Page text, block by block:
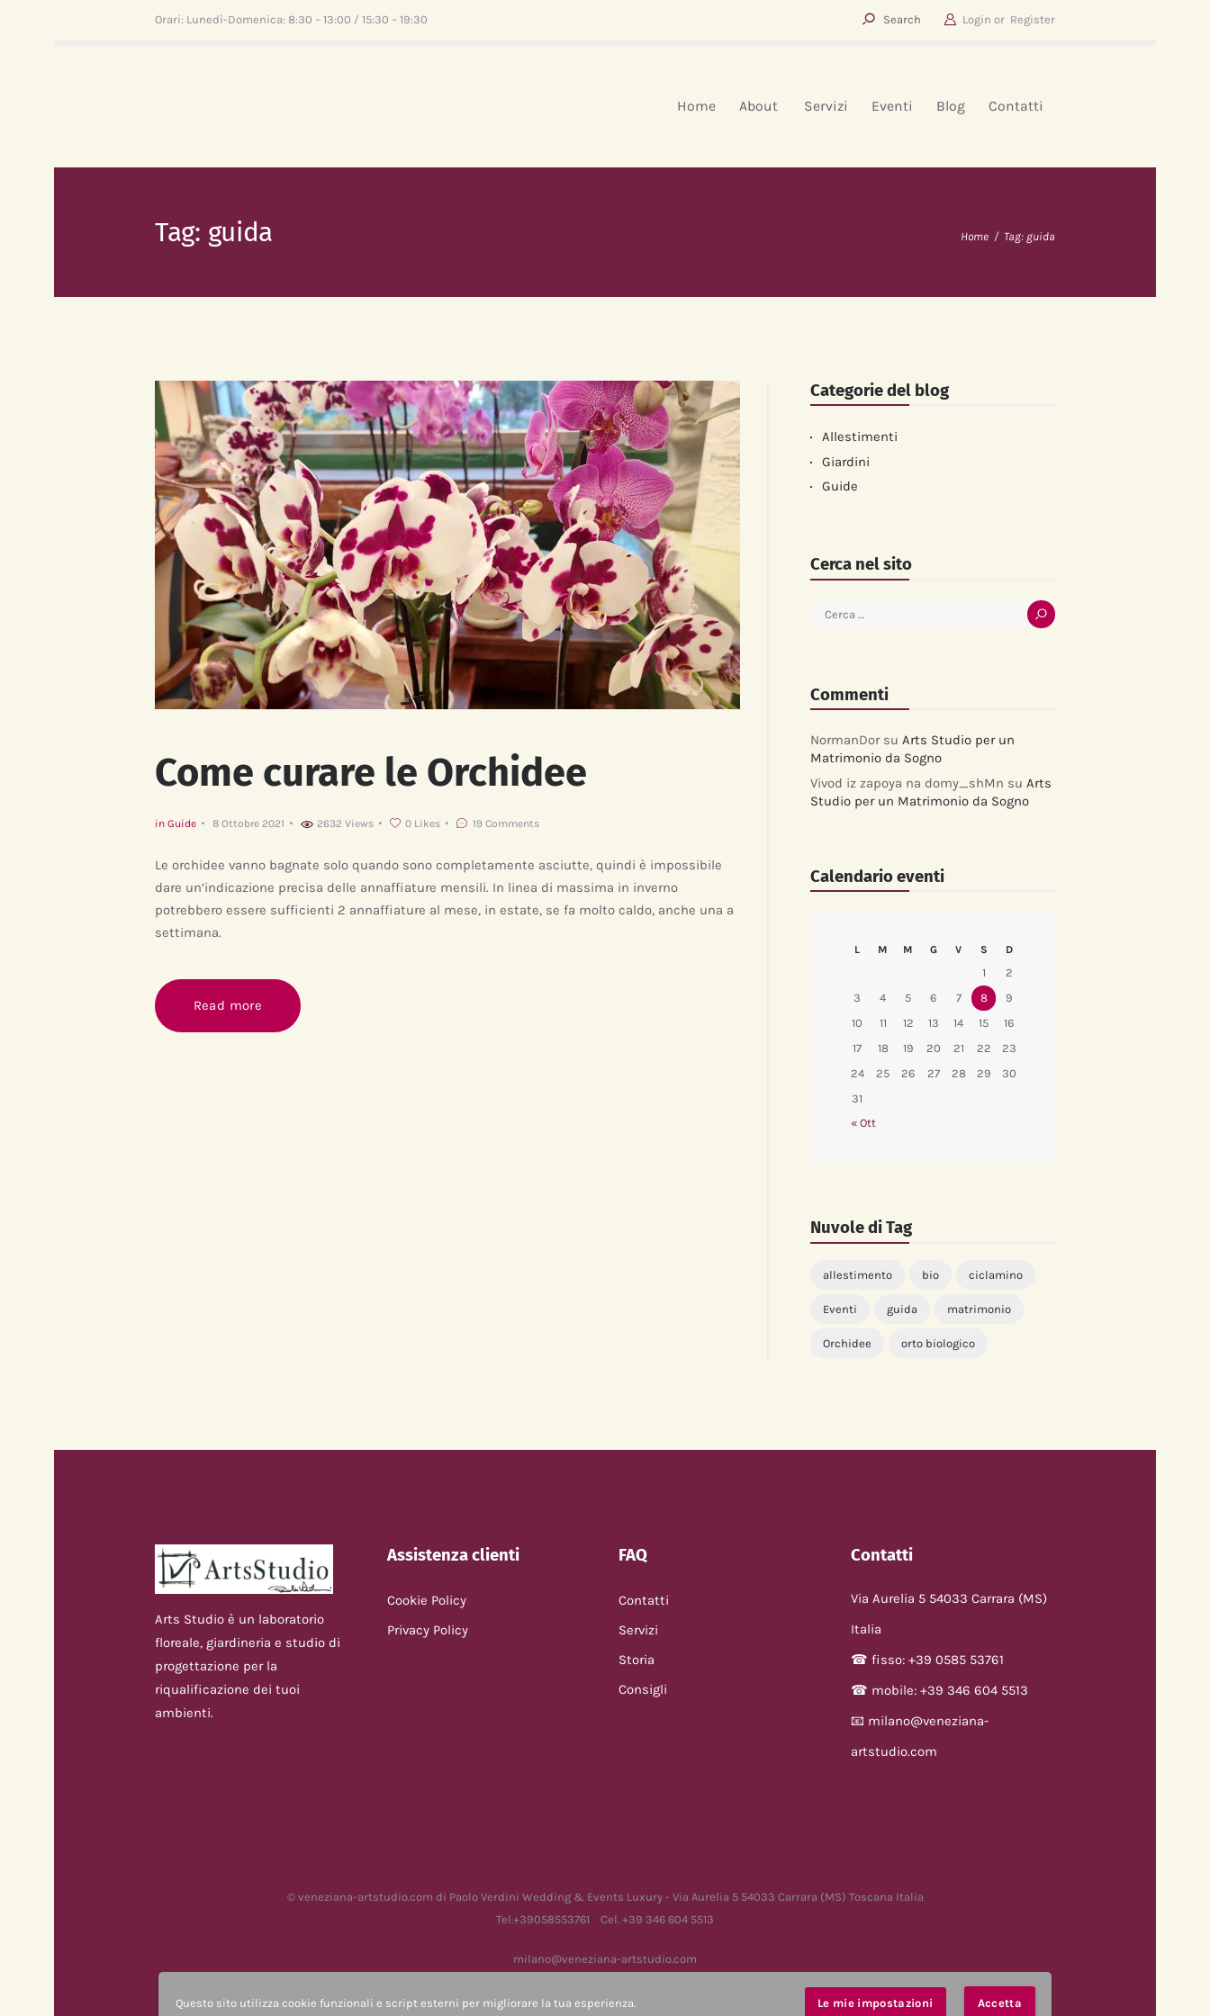
Questo sito utilizza cookie funzionali e script esterni per migliorare la tua esperienza. Le mie impostazioni Accetta
Orari: Lunedì-Domenica: 8:30 – 13:00 / 15:30 – 19:30 Login or Register
Home About Servizi Eventi Blog Contatti
Tag: guida Home Tag: guida
Come curare le Orchidee
in Guide 8 Ottobre 2021 2632 Views 0 Likes 19 Comments
Le orchidee vanno bagnate solo quando sono completamente asciutte, quindi è impossibile
dare un’indicazione precisa delle annaffiature mensili. In linea di massima in inverno
potrebbero essere sufficienti 2 annaffiature al mese, in estate, se fa molto caldo, anche una a
settimana.
Read more
Categorie del blog
Allestimenti
Giardini
Guide
Cerca nel sito
Ricerca
Commenti
NormanDorsu Arts Studio per un
Matrimonio da Sogno
Vivod iz zapoya na domy_shMn suArts
Studio per un Matrimonio da Sogno
Calendario eventi
L M M G V S D
1
2
3
4 5 6 7 8
9
10
11 12 13 14 15
16
17
18 19 20 21 22
23
24
25 26 27 28 29
30
31
« Ott
Nuvole di Tag
allestimento bio ciclamino
Eventi guida matrimonio
Orchidee orto biologico
Arts Studio è un laboratorio
floreale, giardineria e studio di
progettazione per la
riqualificazione dei tuoi
ambienti.
Assistenza clienti
Cookie Policy
Privacy Policy
FAQ
Contatti
Servizi
Storia
Consigli
Contatti
Via Aurelia 5 54033 Carrara (MS)
Italia
☎ fisso: +39 0585 53761
☎ mobile: +39 346 604 5513
📧 milano@veneziana-
artstudio.com
© veneziana-artstudio.com di Paolo Verdini Wedding & Events Luxury - Via Aurelia 5 54033 Carrara (MS) Toscana Italia
Tel.+39058553761 Cel. +39 346 604 5513
milano@veneziana-artstudio.com
P.iva 01037700455 -Privacy Policy-